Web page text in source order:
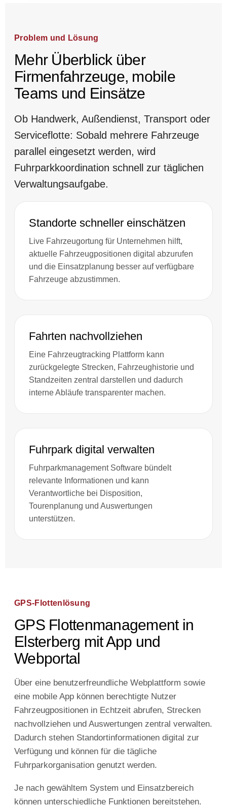
Problem und Lösung
Mehr Überblick über
Firmenfahrzeuge, mobile
Teams und Einsätze
Ob Handwerk, Außendienst, Transport oder
Serviceflotte: Sobald mehrere Fahrzeuge
parallel eingesetzt werden, wird
Fuhrparkkoordination schnell zur täglichen
Verwaltungsaufgabe.
Standorte schneller einschätzen
Live Fahrzeugortung für Unternehmen hilft,
aktuelle Fahrzeugpositionen digital abzurufen
und die Einsatzplanung besser auf verfügbare
Fahrzeuge abzustimmen.
Fahrten nachvollziehen
Eine Fahrzeugtracking Plattform kann
zurückgelegte Strecken, Fahrzeughistorie und
Standzeiten zentral darstellen und dadurch
interne Abläufe transparenter machen.
Fuhrpark digital verwalten
Fuhrparkmanagement Software bündelt
relevante Informationen und kann
Verantwortliche bei Disposition,
Tourenplanung und Auswertungen
unterstützen.
GPS-Flottenlösung
GPS Flottenmanagement in
Elsterberg mit App und
Webportal
Über eine benutzerfreundliche Webplattform sowie
eine mobile App können berechtigte Nutzer
Fahrzeugpositionen in Echtzeit abrufen, Strecken
nachvollziehen und Auswertungen zentral verwalten.
Dadurch stehen Standortinformationen digital zur
Verfügung und können für die tägliche
Fuhrparkorganisation genutzt werden.
Je nach gewähltem System und Einsatzbereich
können unterschiedliche Funktionen bereitstehen.